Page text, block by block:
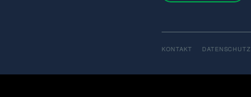
KONTAKT DATENSCHUTZ